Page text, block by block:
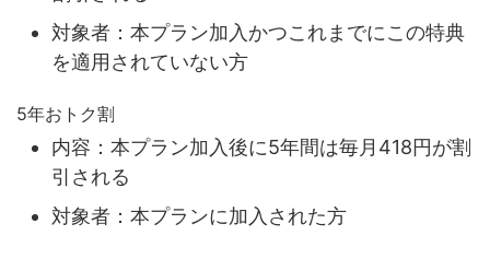
対象者：本プラン加入かつこれまでにこの特典
を適用されていない方
5年おトク割
内容：本プラン加入後に5年間は毎月418円が割
引される
対象者：本プランに加入された方